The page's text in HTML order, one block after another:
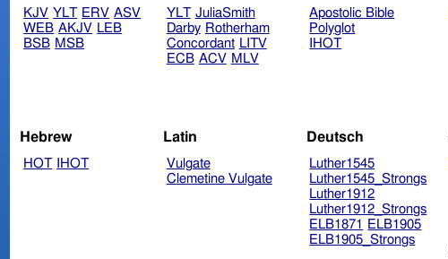
KJV YLT ERV ASV
WEB AKJV LEB
BSB MSB
YLT JuliaSmith
Darby Rotherham
Concordant LITV
ECB ACV MLV
Apostolic Bible
Polyglot
IHOT
Hebrew
HOT IHOT
Latin
Vulgate
Clemetine Vulgate
Deutsch
Luther1545
Luther1545_Strongs
Luther1912
Luther1912_Strongs
ELB1871
ELB1905
ELB1905_Strongs